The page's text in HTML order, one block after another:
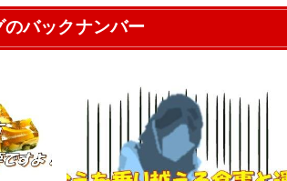
バックナンバー